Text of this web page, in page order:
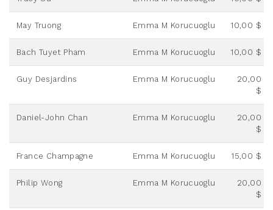
May Truong Emma M Korucuoglu 10,00 $
Bach Tuyet Pham Emma M Korucuoglu 10,00 $
Guy Desjardins Emma M Korucuoglu
20,00
$
Daniel-John Chan Emma M Korucuoglu
20,00
$
France Champagne Emma M Korucuoglu 15,00 $
Philip Wong Emma M Korucuoglu
20,00
$